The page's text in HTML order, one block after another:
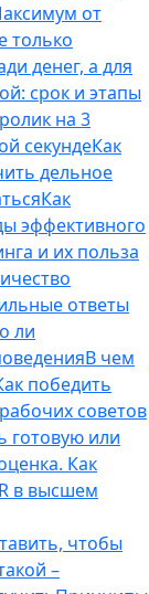
от
только
денег, а для
срок и этапы
на 3
секундеКак
дельное
Как
эффективного
и их польза
ответы
ли
В чем
победить
советов
готовую или
Как
в высшем
чтобы
–